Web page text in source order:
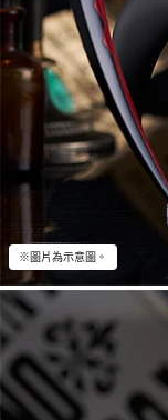
※圖片為示意圖。